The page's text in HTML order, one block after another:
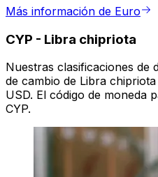
Más información de Euro
CYP - Libra chipriota
Nuestras clasificaciones de
de cambio de Libra
USD. El código de moneda
CYP.